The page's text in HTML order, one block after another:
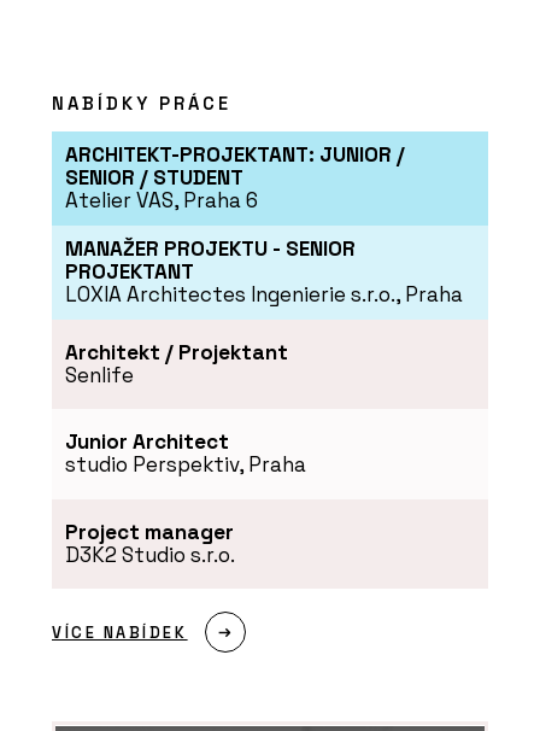
NABÍDKY PRÁCE
ARCHITEKT-PROJEKTANT: JUNIOR /
SENIOR / STUDENT
Atelier VAS, Praha 6
MANAŽER PROJEKTU - SENIOR
PROJEKTANT
LOXIA Architectes Ingenierie s.r.o., Praha
Architekt / Projektant
Senlife
Junior Architect
studio Perspektiv, Praha
Project manager
D3K2 Studio s.r.o.
VÍCE NABÍDEK